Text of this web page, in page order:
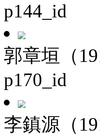
p144_id
郭章垣（
p170_id
李鎮源（